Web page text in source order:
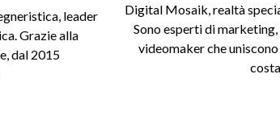
leader
Grazie alla
dal 2015
Digital Mosaik, realtà
Sono esperti di
videomaker che